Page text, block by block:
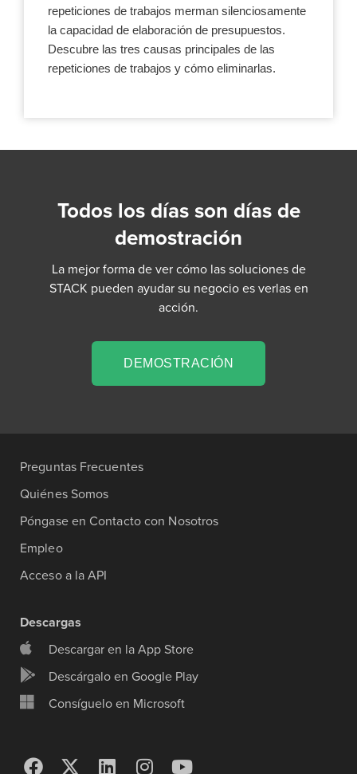
repeticiones de trabajos merman silenciosamente
la capacidad de elaboración de presupuestos.
Descubre las tres causas principales de las
repeticiones de trabajos y cómo eliminarlas.
Todos los días son días de
demostración
La mejor forma de ver cómo las soluciones de
STACK pueden ayudar su negocio es verlas en
acción.
DEMOSTRACIÓN
Preguntas Frecuentes
Quiénes Somos
Póngase en Contacto con Nosotros
Empleo
Acceso a la API
Descargas
Descargar en la App Store
Descárgalo en Google Play
Consíguelo en Microsoft